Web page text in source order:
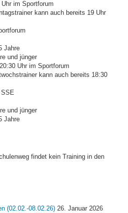
im Sportforum
kann auch bereits 19 Uhr
Jahre
und jünger
Uhr im Sportforum
kann auch bereits 18:30
und jünger
Jahre
findet kein Training in den
(02.02.-08.02.26)26. Januar 2026